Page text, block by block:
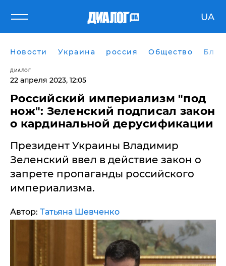
UA
Новости Украина россия Общество
ДИАЛОГ
22 апреля 2023, 12:05
​Российский империализм "под
нож": Зеленский подписал закон
о кардинальной дерусификации
Президент Украины Владимир
Зеленский ввел в действие закон о
запрете пропаганды российского
империализма.
Автор: Татьяна Шевченко